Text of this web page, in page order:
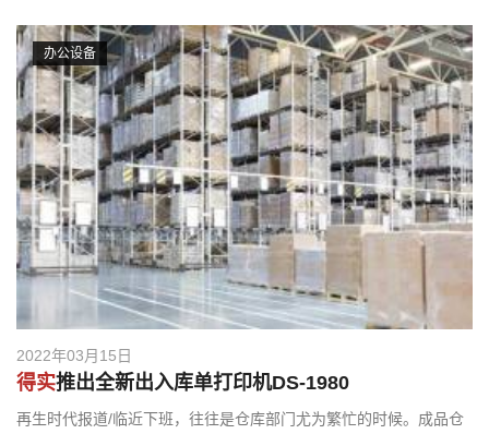
办公设备
2022年03月15日
得实推出全新出入库单打印机DS-1980
再生时代报道/临近下班，往往是仓库部门尤为繁忙的时候。成品仓